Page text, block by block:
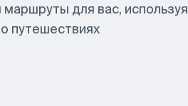
для вас, используя
путешествиях